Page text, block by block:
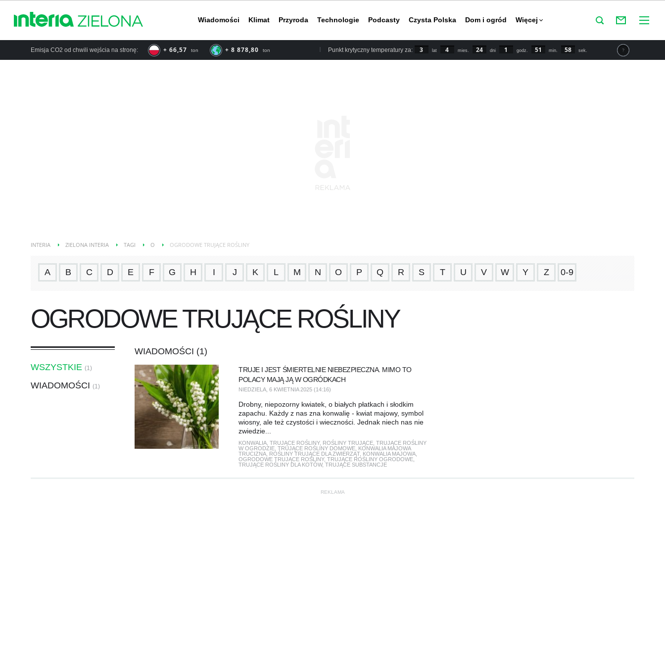
Wiadomości Klimat Przyroda Technologie Podcasty Czysta Polska Dom i ogród Więcej
Emisja CO2 od chwili wejścia na stronę: + 66,57 ton + 8 878,80 ton Punkt krytyczny temperatury za: 3 lat 4 mies. 24 dni 1 godz. 51 min. 58 sek.
INTERIA ZIELONA INTERIA TAGI O OGRODOWE TRUJĄCE ROŚLINY
A B C D E F G H I J K L M N O P Q R S T U V W Y Z 0-9
OGRODOWE TRUJĄCE ROŚLINY
WSZYSTKIE (1)
WIADOMOŚCI (1)
WIADOMOŚCI (1)
TRUJE I JEST ŚMIERTELNIE NIEBEZPIECZNA. MIMO TO
POLACY MAJĄ JĄ W OGRÓDKACH
NIEDZIELA, 6 KWIETNIA 2025 (14:16)
Drobny, niepozorny kwiatek, o białych płatkach i słodkim
zapachu. Każdy z nas zna konwalię - kwiat majowy, symbol
wiosny, ale też czystości i wieczności. Jednak niech nas nie
zwiedzie...
KONWALIA TRUJĄCE ROŚLINY, ROŚLINY TRUJĄCE TRUJĄCE ROŚLINY
W OGRODZIE TRUJĄCE ROŚLINY DOMOWE KONWALIA MAJOWA
TRUCIZNA ROŚLINY TRUJĄCE DLA ZWIERZĄT, KONWALIA MAJOWA
OGRODOWE TRUJĄCE ROŚLINY, TRUJĄCE ROŚLINY OGRODOWE
TRUJĄCE ROŚLINY DLA KOTÓW, TRUJĄCE SUBSTANCJE
REKLAMA